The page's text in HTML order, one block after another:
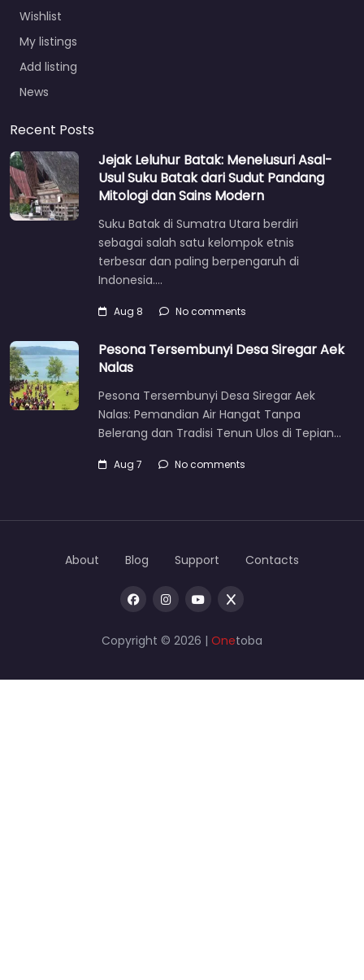
Wishlist
My listings
Add listing
News
Recent Posts
Jejak Leluhur Batak: Menelusuri Asal-
Usul Suku Batak dari Sudut Pandang
Mitologi dan Sains Modern
Suku Batak di Sumatra Utara berdiri
sebagai salah satu kelompok etnis
terbesar dan paling berpengaruh di
Indonesia.…
Aug 8 No comments
Pesona Tersembunyi Desa Siregar Aek
Nalas
Pesona Tersembunyi Desa Siregar Aek
Nalas: Pemandian Air Hangat Tanpa
Belerang dan Tradisi Tenun Ulos di Tepian…
Aug 7 No comments
Copyright © 2026 | Onetoba
About Blog Support Contacts